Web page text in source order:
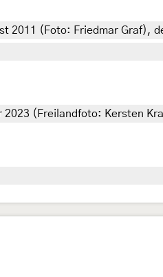
2011 (Foto: Friedmar Graf),
2023 (Freilandfoto: Kersten